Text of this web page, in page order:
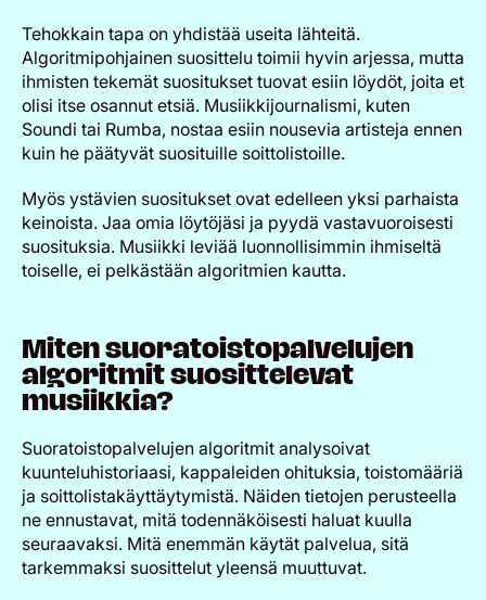
Tehokkain tapa on yhdistää useita lähteitä.
Algoritmipohjainen suosittelu toimii hyvin arjessa, mutta
ihmisten tekemät suositukset tuovat esiin löydöt, joita et
olisi itse osannut etsiä. Musiikkijournalismi, kuten
Soundi tai Rumba, nostaa esiin nousevia artisteja ennen
kuin he päätyvät suosituille soittolistoille.
Myös ystävien suositukset ovat edelleen yksi parhaista
keinoista. Jaa omia löytöjäsi ja pyydä vastavuoroisesti
suosituksia. Musiikki leviää luonnollisimmin ihmiseltä
toiselle, ei pelkästään algoritmien kautta.
Miten suoratoistopalvelujen
algoritmit suosittelevat
musiikkia?
Suoratoistopalvelujen algoritmit analysoivat
kuunteluhistoriaasi, kappaleiden ohituksia, toistomääriä
ja soittolistakäyttäytymistä. Näiden tietojen perusteella
ne ennustavat, mitä todennäköisesti haluat kuulla
seuraavaksi. Mitä enemmän käytät palvelua, sitä
tarkemmaksi suosittelut yleensä muuttuvat.